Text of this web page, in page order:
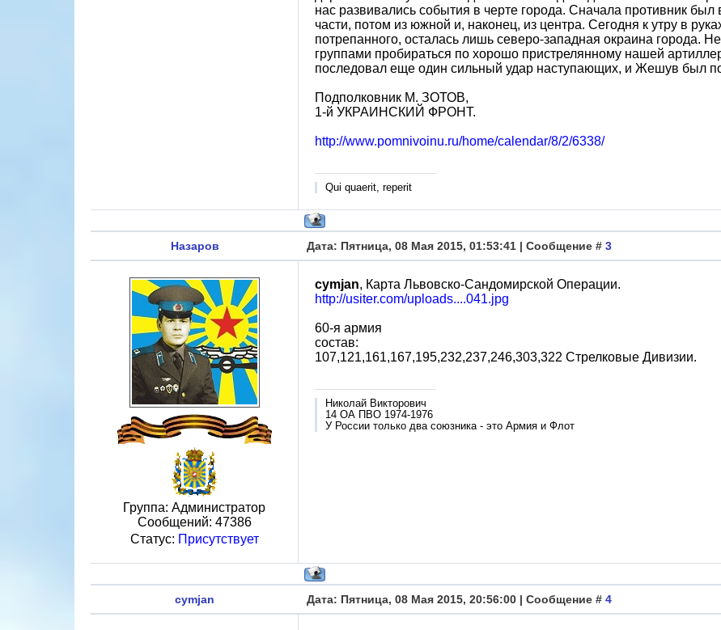
нас развивались события в черте города. Сначала противник
части, потом из южной и, наконец, из центра. Сегодня к утру в
потрепанного, осталась лишь северо-западная окраина города.
группами пробираться по хорошо пристрелянному нашей
последовал еще один сильный удар наступающих, и Жешув был
Подполковник М. ЗОТОВ,
1-й УКРАИНСКИЙ ФРОНТ.
http://www.pomnivoinu.ru/home/calendar/8/2/6338/
Qui quaerit, reperit
Назаров Дата: Пятница, 08 Мая 2015, 01:53:41 | Сообщение # 3
Группа: Администратор
Сообщений: 47386
Статус: Присутствует
cymjan, Карта Львовско-Сандомирской Операции.
http://usiter.com/uploads....041.jpg
60-я армия
состав:
107,121,161,167,195,232,237,246,303,322 Стрелковые Дивизии.
Николай Викторович
14 ОА ПВО 1974-1976
У России только два союзника - это Армия и Флот
cymjan Дата: Пятница, 08 Мая 2015, 20:56:00 | Сообщение # 4